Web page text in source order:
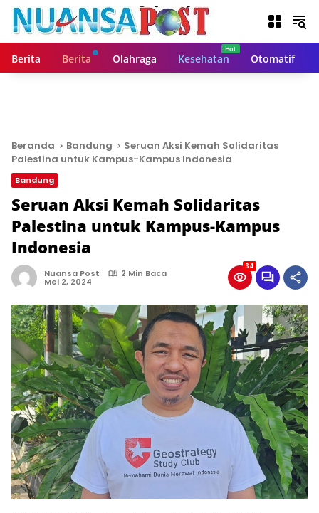
Berita Berita Olahraga Kesehatan Otomatif
Beranda Bandung
Seruan Aksi Kemah Solidaritas
Palestina untuk Kampus-Kampus Indonesia
Bandung
Seruan Aksi Kemah Solidaritas
Palestina untuk Kampus-Kampus
Indonesia
Nuansa Post 2 Min Baca
Mei 2, 2024
34